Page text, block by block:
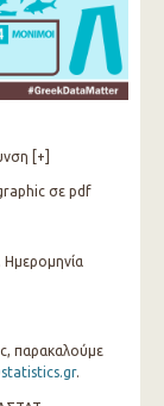
[+]
σε pdf
. Ημερομηνία
παρακαλούμε
.